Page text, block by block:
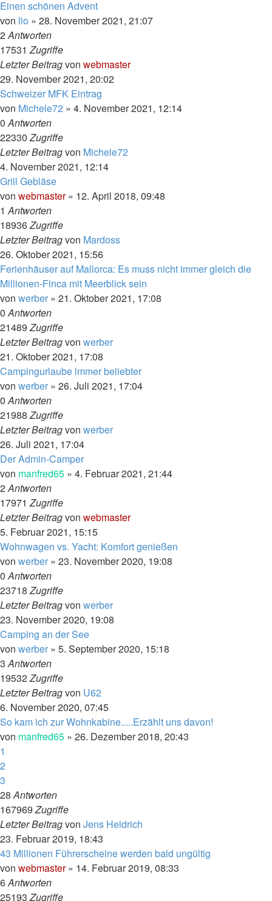
Einen schönen Advent
von lio » 28. November 2021, 21:07
2Antworten
17531Zugriffe
Letzter Beitragvon webmaster
29. November 2021, 20:02
Schweizer MFK Eintrag
von Michele72 » 4. November 2021, 12:14
0Antworten
22330Zugriffe
Letzter Beitragvon Michele72
4. November 2021, 12:14
Grill Gebläse
von webmaster» 12. April 2018, 09:48
1Antworten
18936Zugriffe
Letzter Beitragvon Mardoss
26. Oktober 2021, 15:56
Ferienhäuser auf Mallorca: Es muss nicht immer gleich die
Millionen-Finca mit Meerblick sein
von werber » 21. Oktober 2021, 17:08
0Antworten
21489Zugriffe
Letzter Beitragvon werber
21. Oktober 2021, 17:08
Campingurlaube immer beliebter
von werber » 26. Juli 2021, 17:04
0Antworten
21988Zugriffe
Letzter Beitragvon werber
26. Juli 2021, 17:04
Der Admin-Camper
von manfred65 » 4. Februar 2021, 21:44
2Antworten
17971Zugriffe
Letzter Beitragvon webmaster
5. Februar 2021, 15:15
Wohnwagen vs. Yacht: Komfort genießen
von werber » 23. November 2020, 19:08
0Antworten
23718Zugriffe
Letzter Beitragvon werber
23. November 2020, 19:08
Camping an der See
von werber » 5. September 2020, 15:18
3Antworten
19532Zugriffe
Letzter Beitragvon U62
6. November 2020, 07:45
So kam ich zur Wohnkabine.....Erzählt uns davon!
von manfred65 » 26. Dezember 2018, 20:43
1
2
3
28Antworten
167969Zugriffe
Letzter Beitragvon Jens Heidrich
23. Februar 2019, 18:43
43 Millionen Führerscheine werden bald ungültig
von webmaster» 14. Februar 2019, 08:33
6Antworten
25193Zugriffe